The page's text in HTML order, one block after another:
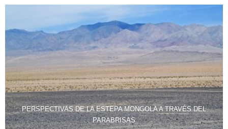
PERSPECTIVAS DE LA ESTEPA MONGOLA A TRAVÉS DEL
PARABRISAS